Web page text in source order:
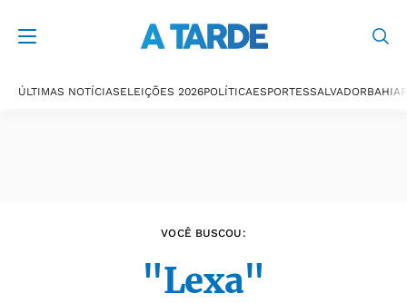
ÚLTIMAS NOTÍCIASELEIÇÕES 2026POLÍTICAESPORTESSALVADORBAHIA
VOCÊ BUSCOU:
"Lexa"